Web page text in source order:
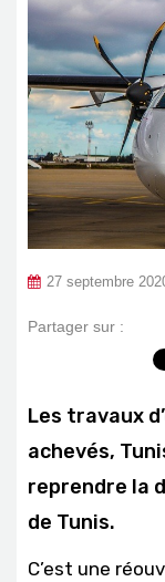
27 septembre
Partager sur :
Les travaux
achevés,
reprendre la
de Tunis.
C’est une